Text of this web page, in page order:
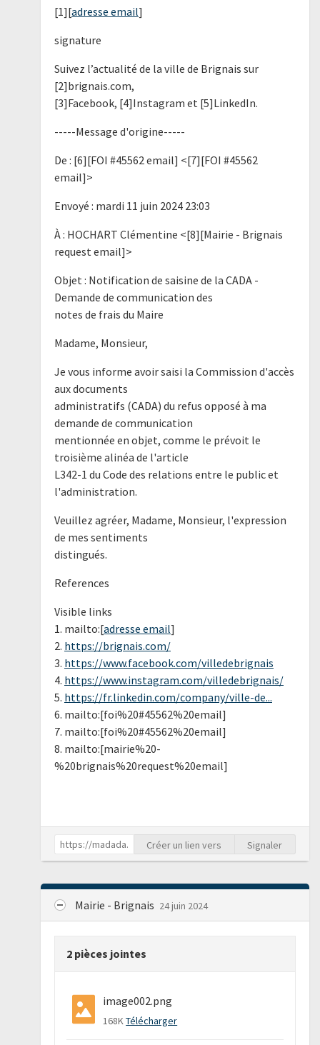
[1][adresse email]
signature
Suivez l’actualité de la ville de Brignais sur
[2]brignais.com,
[3]Facebook, [4]Instagram et [5]LinkedIn.
-----Message d'origine-----
De : [6][FOI #45562 email] <[7][FOI #45562
email]>
Envoyé : mardi 11 juin 2024 23:03
À : HOCHART Clémentine <[8][Mairie - Brignais
request email]>
Objet : Notification de saisine de la CADA -
Demande de communication des
notes de frais du Maire
Madame, Monsieur,
Je vous informe avoir saisi la Commission d'accès
aux documents
administratifs (CADA) du refus opposé à ma
demande de communication
mentionnée en objet, comme le prévoit le
troisième alinéa de l'article
L342-1 du Code des relations entre le public et
l'administration.
Veuillez agréer, Madame, Monsieur, l'expression
de mes sentiments
distingués.
References
Visible links
1. mailto:[adresse email]
2. https://brignais.com/
3. https://www.facebook.com/villedebrignais
4. https://www.instagram.com/villedebrignais/
5. https://fr.linkedin.com/company/ville-de...
6. mailto:[foi%20#45562%20email]
7. mailto:[foi%20#45562%20email]
8. mailto:[mairie%20-
%20brignais%20request%20email]
Créer un lien vers Signaler
Mairie - Brignais 24 juin 2024
2 pièces jointes
image002.png
168KTélécharger